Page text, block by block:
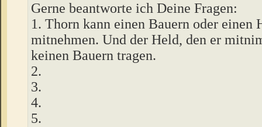
Gerne beantworte ich Deine Fragen:
1. Thorn kann einen Bauern oder einen
mitnehmen. Und der Held, den er
keinen Bauern tragen.
2.
3.
4.
5.